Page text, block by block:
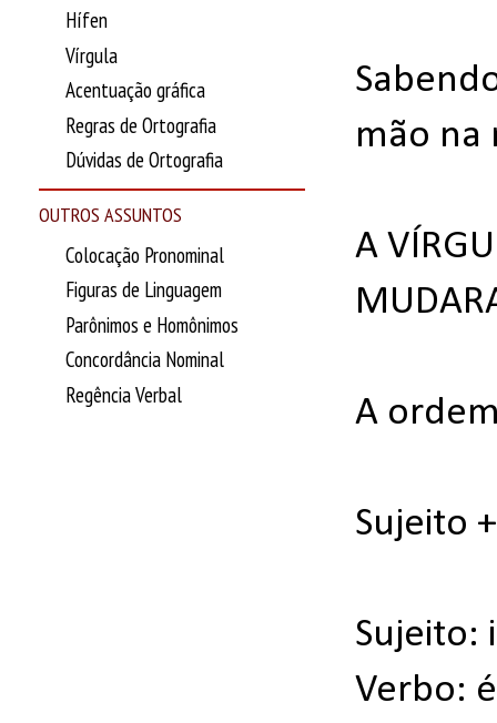
mão na
A
A
Sujeito
Sujeito:
Verbo:
Hífen
Vírgula
Acentuação gráfica
Regras de Ortografia
Dúvidas de Ortografia
OUTROS ASSUNTOS
Colocação Pronominal
Figuras de Linguagem
Parônimos e Homônimos
Concordância Nominal
Regência Verbal